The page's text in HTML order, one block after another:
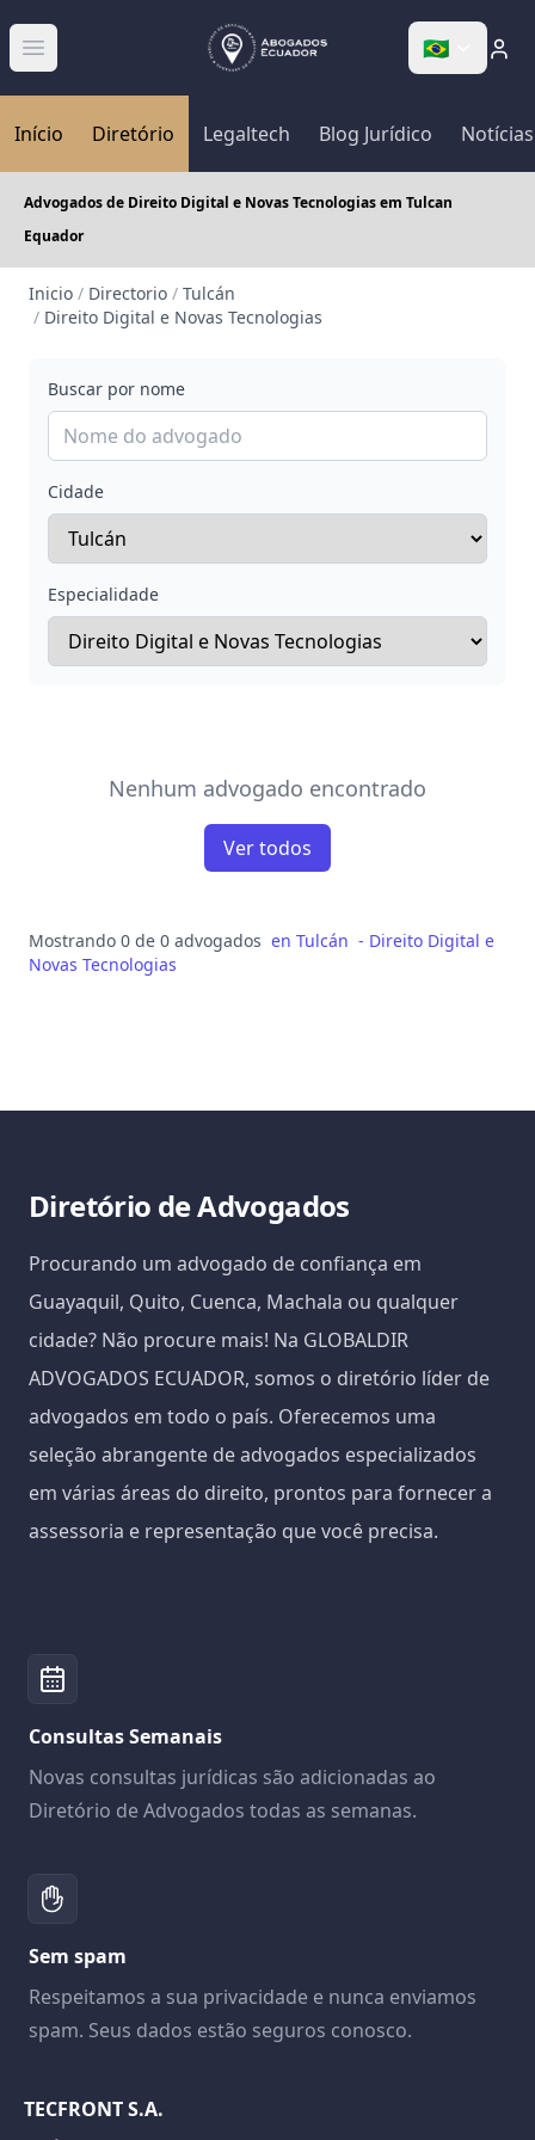
Abrir menú 🇧🇷
Início Diretório Legaltech Blog Jurídico Notícias
Advogados de Direito Digital e Novas Tecnologias em Tulcan
Equador
Inicio / Directorio / Tulcán
/ Direito Digital e Novas Tecnologias
Buscar por nome
Cidade
Especialidade
Nenhum advogado encontrado
Ver todos
Mostrando 0 de 0 advogados en Tulcán - Direito Digital e
Novas Tecnologias
Diretório de Advogados
Procurando um advogado de confiança em
Guayaquil, Quito, Cuenca, Machala ou qualquer
cidade? Não procure mais! Na GLOBALDIR
ADVOGADOS ECUADOR, somos o diretório líder de
advogados em todo o país. Oferecemos uma
seleção abrangente de advogados especializados
em várias áreas do direito, prontos para fornecer a
assessoria e representação que você precisa.
Consultas Semanais
Novas consultas jurídicas são adicionadas ao
Diretório de Advogados todas as semanas.
Sem spam
Respeitamos a sua privacidade e nunca enviamos
spam. Seus dados estão seguros conosco.
TECFRONT S.A.